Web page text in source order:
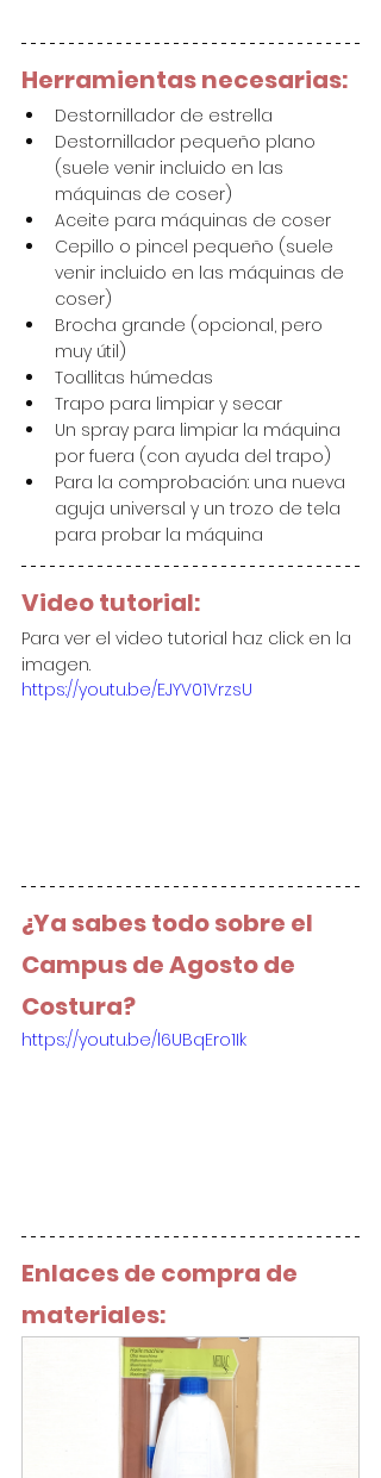
Herramientas necesarias:
Destornillador de estrella
Destornillador pequeño plano
(suele venir incluido en las
máquinas de coser)
Aceite para máquinas de coser
Cepillo o pincel pequeño (suele
venir incluido en las máquinas de
coser)
Brocha grande (opcional, pero
muy útil)
Toallitas húmedas
Trapo para limpiar y secar
Un spray para limpiar la máquina
por fuera (con ayuda del trapo)
Para la comprobación: una nueva
aguja universal y un trozo de tela
para probar la máquina
Video tutorial:
Para ver el video tutorial haz click en la
imagen.
https://youtu.be/EJYV01VrzsU
¿Ya sabes todo sobre el
Campus de Agosto de
Costura?
https://youtu.be/l6UBqEro1Ik
Enlaces de compra de
materiales: